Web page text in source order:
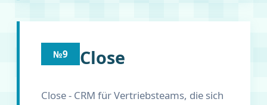
№9 Close
Close - CRM für Vertriebsteams, die sich